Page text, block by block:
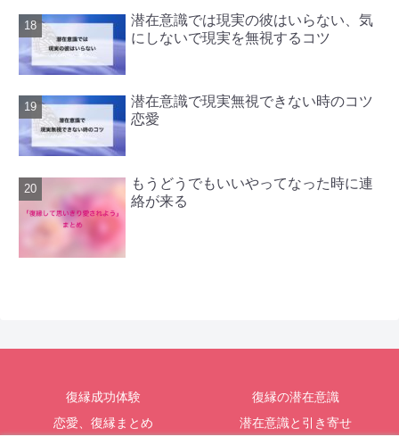
潜在意識では現実の彼はいらない、気
にしないで現実を無視するコツ
潜在意識で現実無視できない時のコツ
恋愛
もうどうでもいいやってなった時に連
絡が来る
復縁成功体験
復縁の潜在意識
恋愛、復縁まとめ
潜在意識と引き寄せ